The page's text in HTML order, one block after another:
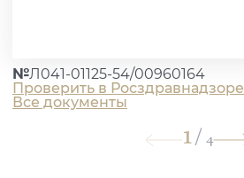
№Л041-01125-54/00960164
Проверить в Росздравнадзоре
Все документы
1/ 4